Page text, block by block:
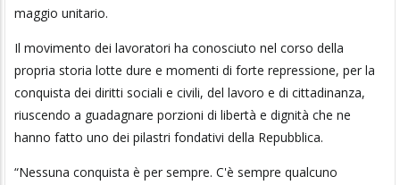
maggio unitario.
Il movimento dei lavoratori ha conosciuto nel corso della
propria storia lotte dure e momenti di forte repressione, per la
conquista dei diritti sociali e civili, del lavoro e di cittadinanza,
riuscendo a guadagnare porzioni di libertà e dignità che ne
hanno fatto uno dei pilastri fondativi della Repubblica.
“Nessuna conquista è per sempre. C'è sempre qualcuno